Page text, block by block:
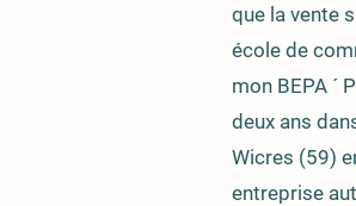
que la vente
école de
mon BEPA ´
deux ans
Wicres (59)
entreprise